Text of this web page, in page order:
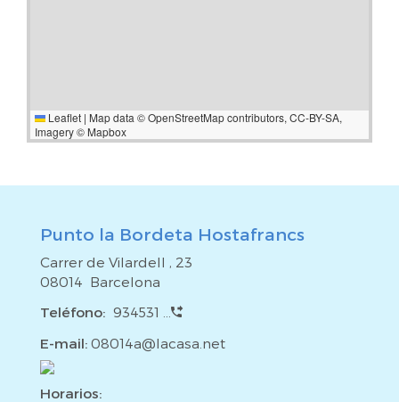
Leaflet | Map data ©OpenStreetMapcontributors, CC-BY-SA,
Imagery © Mapbox
Punto la Bordeta Hostafrancs
Carrer de Vilardell , 23
08014 Barcelona
Teléfono: 934531 ...
E-mail: 08014a@lacasa.net
Horarios: